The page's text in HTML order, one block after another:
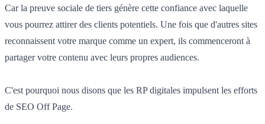
Car la preuve sociale de tiers génère cette confiance avec laquelle
vous pourrez attirer des clients potentiels. Une fois que d'autres sites
reconnaissent votre marque comme un expert, ils commenceront à
partager votre contenu avec leurs propres audiences.
C'est pourquoi nous disons que les RP digitales impulsent les efforts
de SEO Off Page.